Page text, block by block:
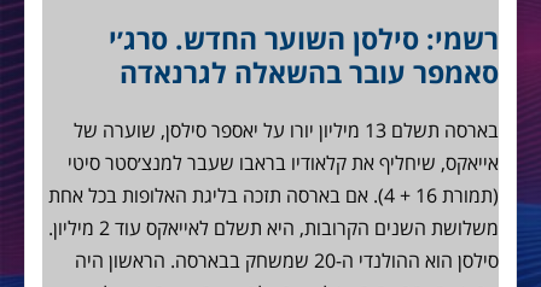
רשמי: סילסן השוער החדש. סרג׳י
סאמפר עובר בהשאלה לגרנאדה
בארסה תשלם 13 מיליון יורו על יאספר סילסן, שוערה של
אייאקס, שיחליף את קלאודיו בראבו שעבר למנצ׳סטר סיטי
(תמורת 16 + 4). אם בארסה תזכה בליגת האלופות בכל אחת
משלושת השנים הקרובות, היא תשלם לאייאקס עוד 2 מיליון.
סילסן הוא ההולנדי ה-20 שמשחק בבארסה. הראשון היה